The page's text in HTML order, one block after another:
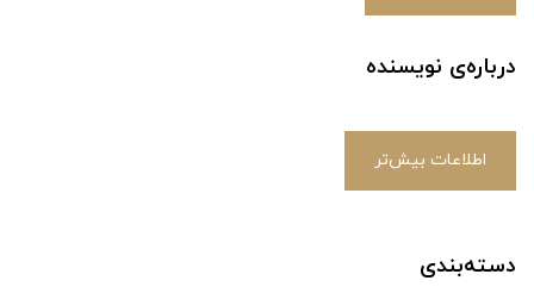
درباره‌ی نویسنده
اطلاعات بیش‌تر
دسته‌بندی